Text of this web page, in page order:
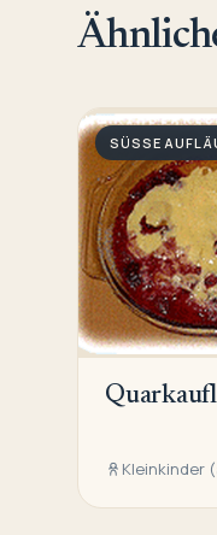
SÜSSE
Kleinkinder